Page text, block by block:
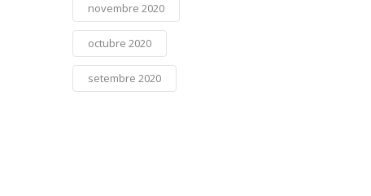
novembre 2020
octubre 2020
setembre 2020